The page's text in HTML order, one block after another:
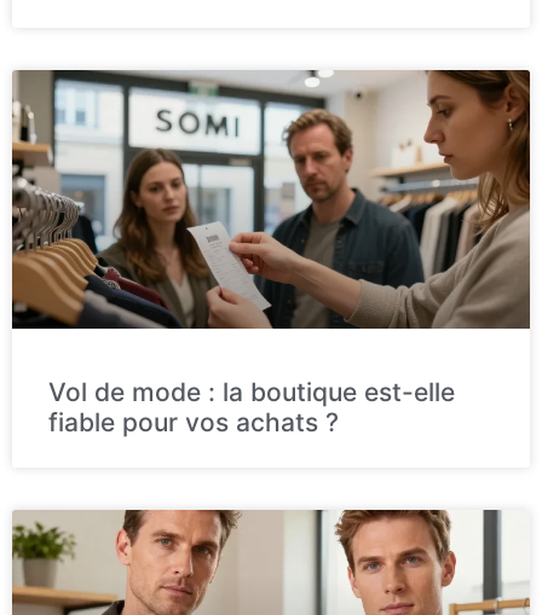
Vol de mode : la boutique est-elle
fiable pour vos achats ?